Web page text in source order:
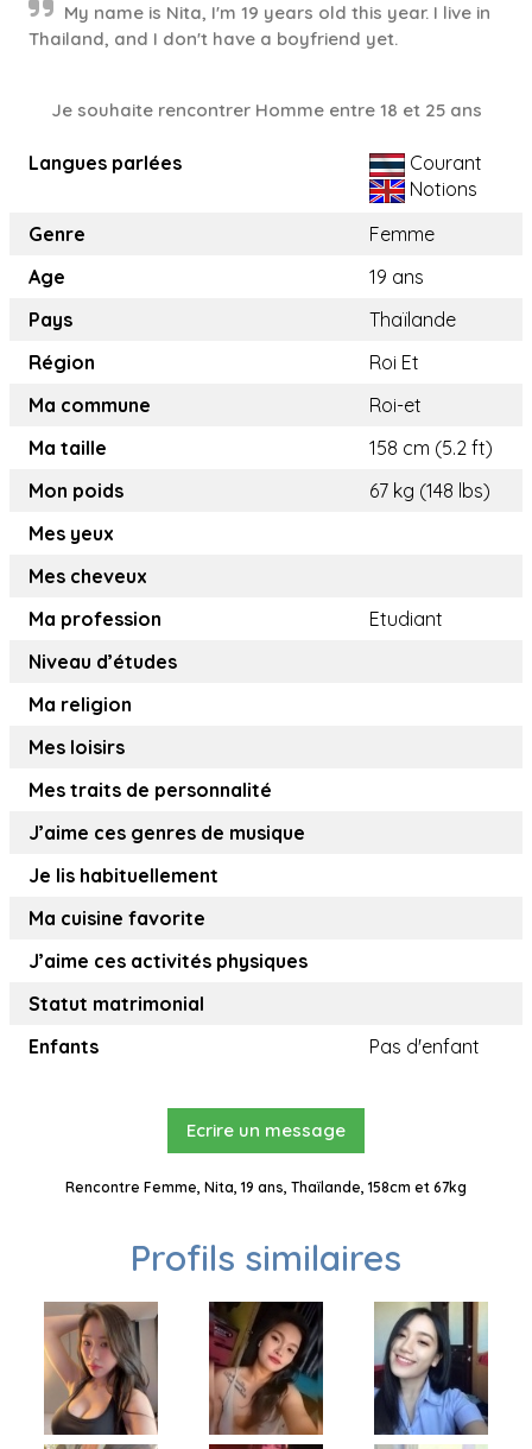
My name is Nita, I'm 19 years old this year. I live in
Thailand, and I don't have a boyfriend yet.
Je souhaite rencontrer Homme entre 18 et 25 ans
Langues parlées
Courant
Notions
Genre
Femme
Age
19 ans
Pays
Thaïlande
Région
Roi Et
Ma commune
Roi-et
Ma taille
158 cm (5.2 ft)
Mon poids
67 kg (148 lbs)
Mes yeux
Mes cheveux
Ma profession
Etudiant
Niveau d’études
Ma religion
Mes loisirs
Mes traits de personnalité
J’aime ces genres de musique
Je lis habituellement
Ma cuisine favorite
J’aime ces activités physiques
Statut matrimonial
Enfants
Pas d'enfant
Ecrire un message
Rencontre Femme, Nita, 19 ans, Thaïlande, 158cm et 67kg
Profils similaires